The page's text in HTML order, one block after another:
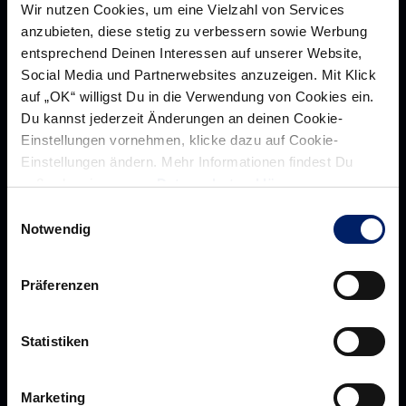
Wir nutzen Cookies, um eine Vielzahl von Services
anzubieten, diese stetig zu verbessern sowie Werbung
entsprechend Deinen Interessen auf unserer Website,
Social Media und Partnerwebsites anzuzeigen. Mit Klick
auf „OK“ willigst Du in die Verwendung von Cookies ein.
Du kannst jederzeit Änderungen an deinen Cookie-
Einstellungen vornehmen, klicke dazu auf Cookie-
Einstellungen ändern. Mehr Informationen findest Du
außerdem in unsererDatenschutzerklärung.
Notwendig
Präferenzen
Statistiken
Marketing
Rhein-Neckar Löwen GmbH
uns
öffnen,
Werte der Löwen
Jobs
Löwenherz